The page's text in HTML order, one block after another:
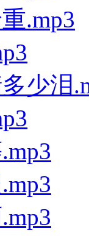
.mp3
少泪